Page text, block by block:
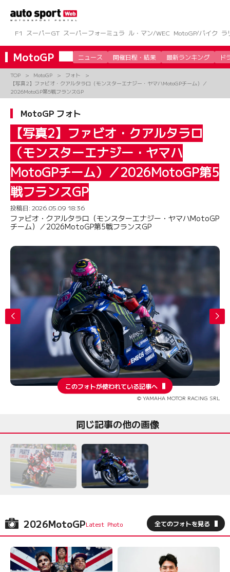
ツ
へ
ス
キ
F1 スーパーGT スーパーフォーミュラ ル・マン/WEC MotoGP/バイク ラ
MotoGP ニュース 開催日程・結果 最新ランキング ド
TOP MotoGP
フォト
【写真2】ファビオ・クアルタラロ（モンスターエナジー・ヤマハMotoGPチーム）／
2026MotoGP第5戦フランスGP
MotoGP フォト
【写真2】ファビオ・クアルタラロ
（モンスターエナジー・ヤマハ
MotoGPチーム）／2026MotoGP第5
戦フランスGP
投稿日: 2026.05.09 18:36
ファビオ・クアルタラロ（モンスターエナジー・ヤマハMotoGP
チーム）／2026MotoGP第5戦フランスGP
このフォトが使われている記事へ
© YAMAHA MOTOR RACING SRL
同じ記事の他の画像
2026MotoGP 全てのフォトを見る